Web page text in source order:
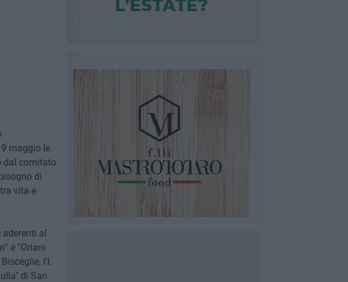
maggio le
dal comitato
di
vita e
al
e "Oriani
l'I.
di San